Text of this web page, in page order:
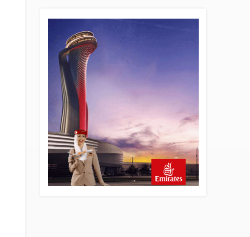
AyJet eğitim uçağı Hezarfen
yakınında kırım geçirdi
22 saat önce
Lufthansa ilk uçağını Starlink
internetiyle donattı
Norwegian Uçağına Polis
Müdahalesi
23 saat önce
British Airways A380